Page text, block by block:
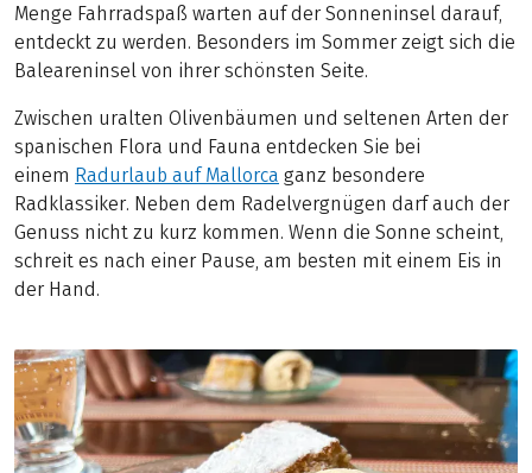
Menge Fahrradspaß warten auf der Sonneninsel darauf,
entdeckt zu werden. Besonders im Sommer zeigt sich die
Baleareninsel von ihrer schönsten Seite.
Zwischen uralten Olivenbäumen und seltenen Arten der
spanischen Flora und Fauna entdecken Sie bei
einem Radurlaub auf Mallorca ganz besondere
Radklassiker. Neben dem Radelvergnügen darf auch der
Genuss nicht zu kurz kommen. Wenn die Sonne scheint,
schreit es nach einer Pause, am besten mit einem Eis in
der Hand.